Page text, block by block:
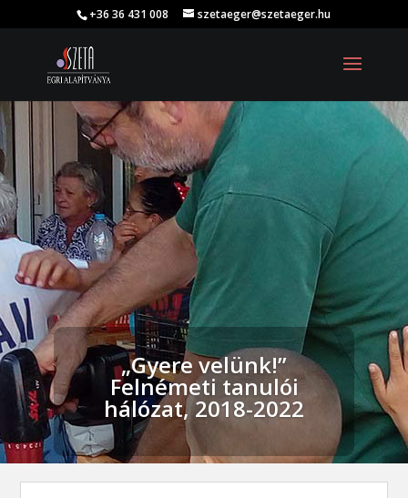
+36 36 431 008 szetaeger@szetaeger.hu
„Gyere velünk!”
Felnémeti tanulói
hálózat, 2018-2022